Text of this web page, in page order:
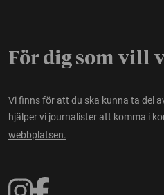
För dig som vill
Vi finns för att du ska kunna ta del
hjälper vi journalister att komma i
webbplatsen.